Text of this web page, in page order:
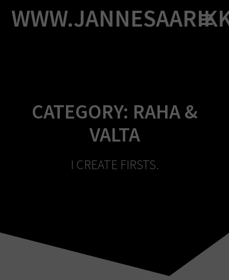
to
content
CATEGORY: RAHA &
VALTA
I CREATE FIRSTS.